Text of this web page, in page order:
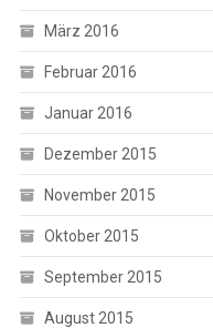
März 2016
Februar 2016
Januar 2016
Dezember 2015
November 2015
Oktober 2015
September 2015
August 2015